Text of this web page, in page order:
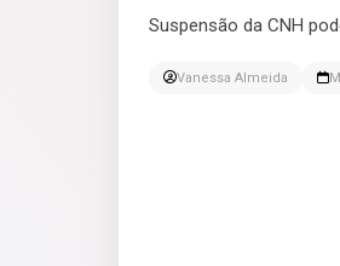
Suspensão da CNH
Vanessa Almeida